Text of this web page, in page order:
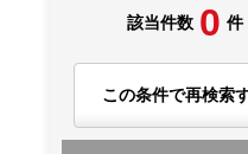
該当件数 0 件
この条件で再検索